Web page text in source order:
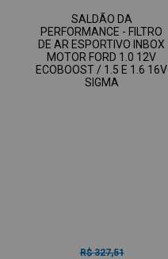
SALDÃO DA
PERFORMANCE - FILTRO
DE AR ESPORTIVO INBOX
MOTOR FORD 1.0 12V
ECOBOOST / 1.5 E 1.6 16V
SIGMA
R$ 327,51